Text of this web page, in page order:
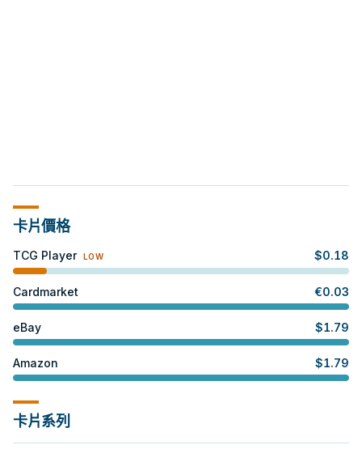
卡片價格
TCG Player LOW $0.18
Cardmarket €0.03
eBay $1.79
Amazon $1.79
卡片系列